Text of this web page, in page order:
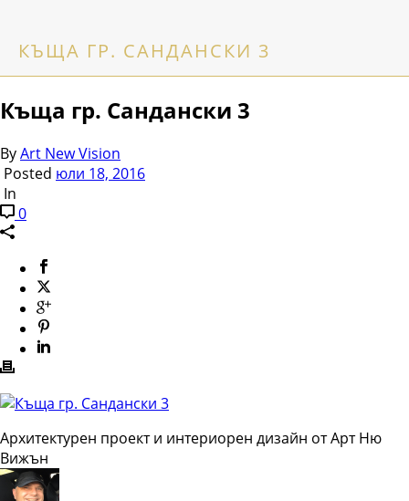
КЪЩА ГР. САНДАНСКИ 3
Къща гр. Сандански 3
ByArt New Vision
Posted юли 18, 2016
In
0
Архитектурен проект и интериорен дизайн от Арт Ню
Вижън